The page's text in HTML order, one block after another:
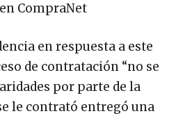
CompraNet
en respuesta a este
de contratación “no se
por parte de la
le contrató entregó una